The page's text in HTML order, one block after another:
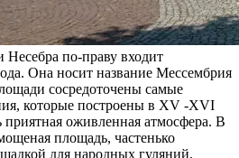
Несебра по-праву входит
Она носит название Мессембрия
сосредоточены самые
которые построены в XV -XVI
приятная оживленная атмосфера. В
площадь, частенько
для народных гуляний.